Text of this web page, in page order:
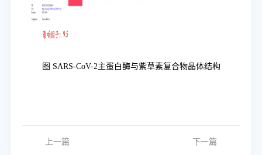
图 SARS-CoV-2主蛋白酶与紫草素复合物晶体结构
上一篇 下一篇